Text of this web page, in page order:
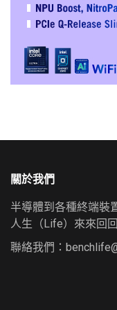
關於我們
半導體到各種終端裝
人生（Life）來來回
聯絡我們：